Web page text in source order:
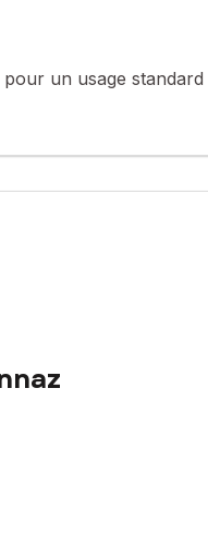
la valeur du bien hors
un usage standard